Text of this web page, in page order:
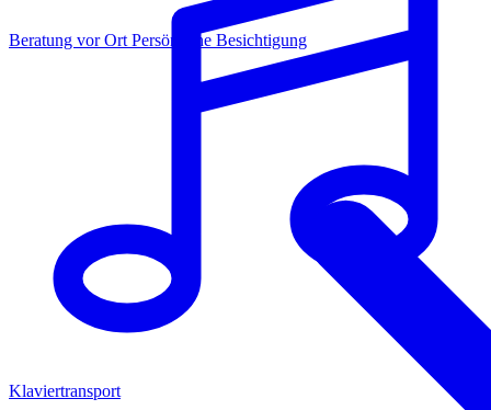
Beratung vor OrtPersönliche Besichtigung
Klaviertransport